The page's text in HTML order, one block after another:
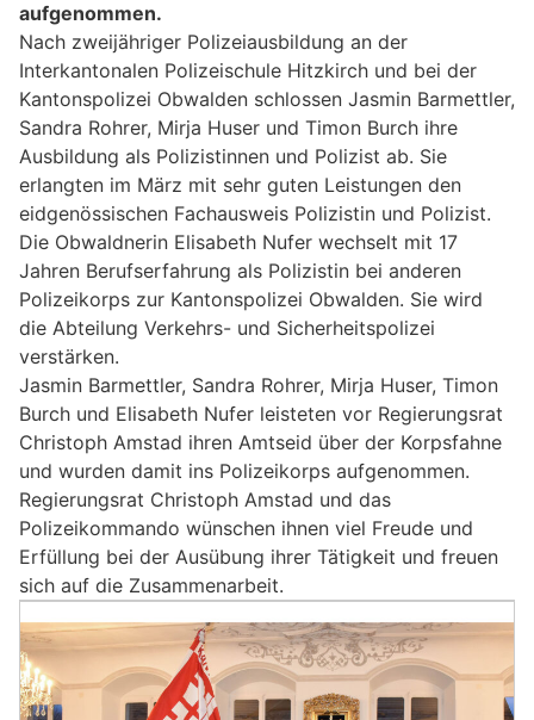
aufgenommen.
Nach zweijähriger Polizeiausbildung an der
Interkantonalen Polizeischule Hitzkirch und bei der
Kantonspolizei Obwalden schlossen Jasmin Barmettler,
Sandra Rohrer, Mirja Huser und Timon Burch ihre
Ausbildung als Polizistinnen und Polizist ab. Sie
erlangten im März mit sehr guten Leistungen den
eidgenössischen Fachausweis Polizistin und Polizist.
Die Obwaldnerin Elisabeth Nufer wechselt mit 17
Jahren Berufserfahrung als Polizistin bei anderen
Polizeikorps zur Kantonspolizei Obwalden. Sie wird
die Abteilung Verkehrs- und Sicherheitspolizei
verstärken.
Jasmin Barmettler, Sandra Rohrer, Mirja Huser, Timon
Burch und Elisabeth Nufer leisteten vor Regierungsrat
Christoph Amstad ihren Amtseid über der Korpsfahne
und wurden damit ins Polizeikorps aufgenommen.
Regierungsrat Christoph Amstad und das
Polizeikommando wünschen ihnen viel Freude und
Erfüllung bei der Ausübung ihrer Tätigkeit und freuen
sich auf die Zusammenarbeit.